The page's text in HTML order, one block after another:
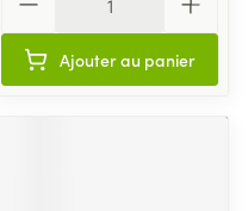
Ajouter au panier